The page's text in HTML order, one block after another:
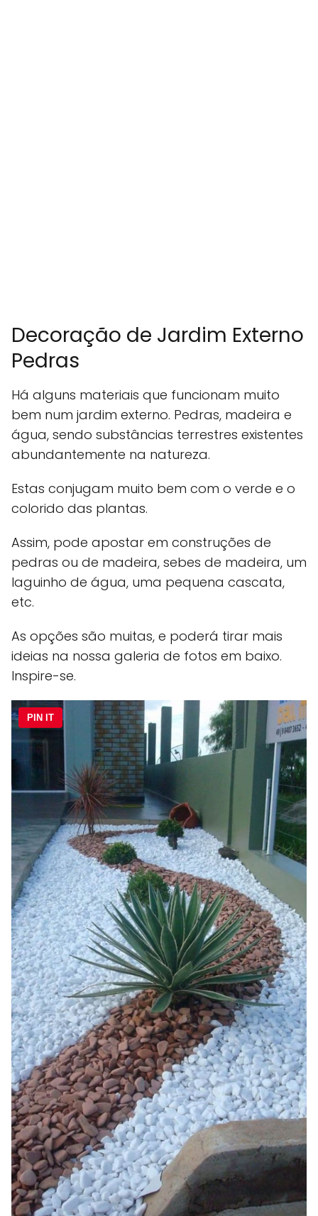
Decoração de Jardim Externo
Pedras
Há alguns materiais que funcionam muito
bem num jardim externo. Pedras, madeira e
água, sendo substâncias terrestres existentes
abundantemente na natureza.
Estas conjugam muito bem com o verde e o
colorido das plantas.
Assim, pode apostar em construções de
pedras ou de madeira, sebes de madeira, um
laguinho de água, uma pequena cascata,
etc.
As opções são muitas, e poderá tirar mais
ideias na nossa galeria de fotos em baixo.
Inspire-se.
PIN IT